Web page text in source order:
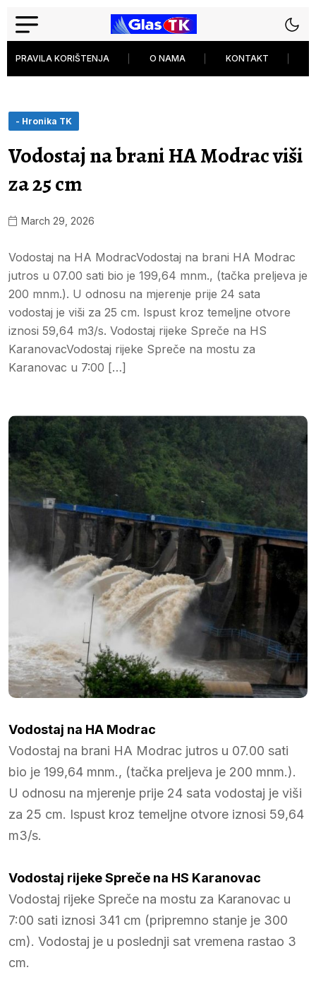
PRAVILA KORIŠTENJA O NAMA KONTAKT
- Hronika TK
Vodostaj na brani HA Modrac viši
za 25 cm
March 29, 2026
Vodostaj na HA ModracVodostaj na brani HA Modrac
jutros u 07.00 sati bio je 199,64 mnm., (tačka preljeva je
200 mnm.). U odnosu na mjerenje prije 24 sata
vodostaj je viši za 25 cm. Ispust kroz temeljne otvore
iznosi 59,64 m3/s. Vodostaj rijeke Spreče na HS
KaranovacVodostaj rijeke Spreče na mostu za
Karanovac u 7:00 […]
Vodostaj na HA Modrac
Vodostaj na brani HA Modrac jutros u 07.00 sati
bio je 199,64 mnm., (tačka preljeva je 200 mnm.).
U odnosu na mjerenje prije 24 sata vodostaj je viši
za 25 cm. Ispust kroz temeljne otvore iznosi 59,64
m3/s.
Vodostaj rijeke Spreče na HS Karanovac
Vodostaj rijeke Spreče na mostu za Karanovac u
7:00 sati iznosi 341 cm (pripremno stanje je 300
cm). Vodostaj je u poslednji sat vremena rastao 3
cm.